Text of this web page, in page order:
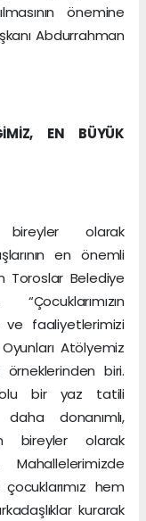
önemine
Abdurrahman
EN BÜYÜK
olarak
en önemli
Toroslar Belediye
ve faaliyetlerimizi
Atölyemiz
örneklerinden biri.
dolu bir yaz tatili
donanımlı,
bireyler olarak
Mahallelerimizde
hem
kurarak